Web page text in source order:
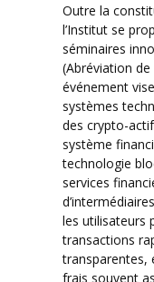
Outre la
l’Institut se
séminaires
(Abréviation
événement
systèmes
des crypto-
système
technologie
services
les utilisateurs
transactions
transparentes,
frais souvent